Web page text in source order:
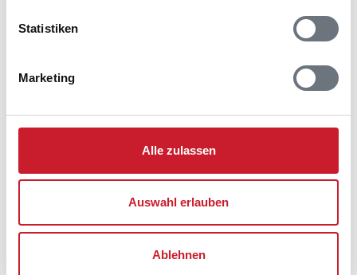
Statistiken
Marketing
Alle zulassen
Auswahl erlauben
Ablehnen
Anzahl Reisende auswählen
Anreisetag im Belegungskalender anklicken
Sie bekommen Verfügbarkeit und Preis angezeigt
Bitte beachten Sie, dass sich bei Änderungen des
Reisezeitraumes auch Änderungen bei der
Hausbeschreibung und/oder der Ausstattung ergeben
können.